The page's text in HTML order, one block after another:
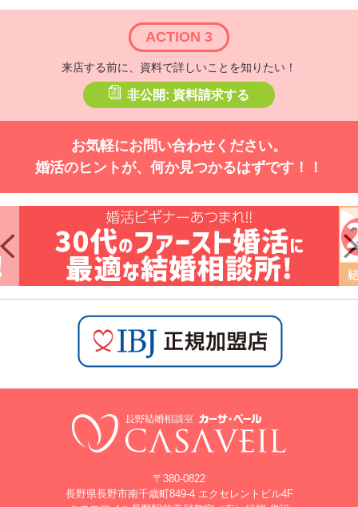
ACTION 3
来店する前に、資料で詳しいことを知りたい！
非公開: 資料請求する
お気軽にお問い合わせください。
婚活のヒントが、何か見つかるはずです！！
〒380-0822
長野県長野市南千歳町849-4 エクセレントビル4F